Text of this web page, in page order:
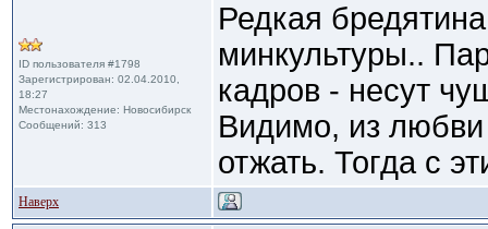
ID пользователя #1798
Зарегистрирован: 02.04.2010,
18:27
Местонахождение: Новосибирск
Сообщений: 313
Редкая
минкультуры..
кадров - несут
Видимо, из любви
отжать. Тогда с
Наверх